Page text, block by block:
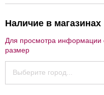
Наличие в магазинах
Для просмотра информации
размер
Выберите город...